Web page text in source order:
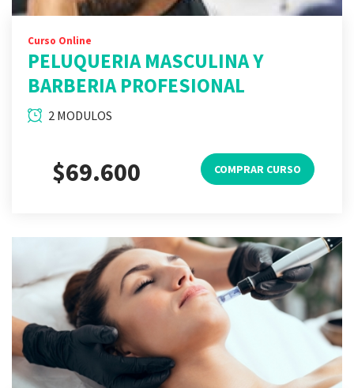
Curso Online
PELUQUERIA MASCULINA Y
BARBERIA PROFESIONAL
2 MODULOS
$69.600 COMPRAR CURSO